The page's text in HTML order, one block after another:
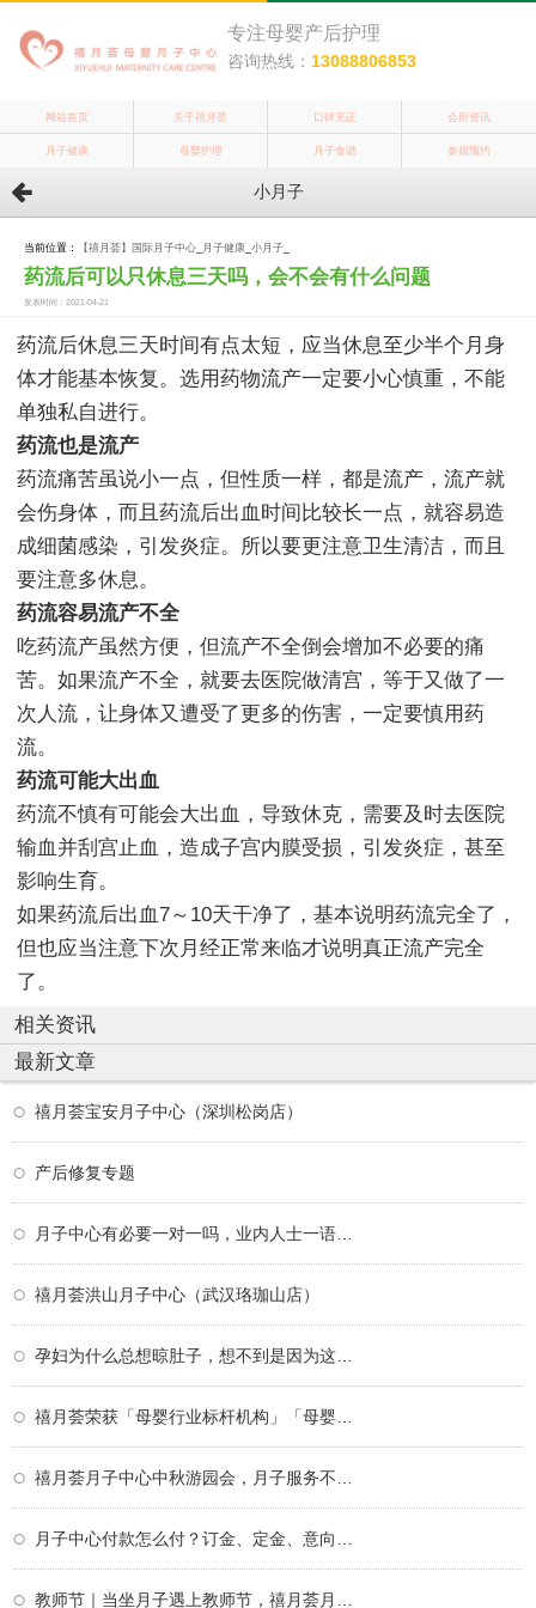
专注母婴产后护理
咨询热线： 13088806853
网站首页 关于禧月荟 口碑见证 会所资讯
月子健康 母婴护理 月子食谱 参观预约
小月子
当前位置： 【禧月荟】国际月子中心 月子健康 小月子
药流后可以只休息三天吗，会不会有什么问题
发表时间：2021-04-21
药流后休息三天时间有点太短，应当休息至少半个月身
体才能基本恢复。选用药物流产一定要小心慎重，不能
单独私自进行。
药流也是流产
药流痛苦虽说小一点，但性质一样，都是流产，流产就
会伤身体，而且药流后出血时间比较长一点，就容易造
成细菌感染，引发炎症。所以要更注意卫生清洁，而且
要注意多休息。
药流容易流产不全
吃药流产虽然方便，但流产不全倒会增加不必要的痛
苦。如果流产不全，就要去医院做清宫，等于又做了一
次人流，让身体又遭受了更多的伤害，一定要慎用药
流。
药流可能大出血
药流不慎有可能会大出血，导致休克，需要及时去医院
输血并刮宫止血，造成子宫内膜受损，引发炎症，甚至
影响生育。
如果药流后出血7～10天干净了，基本说明药流完全了，
但也应当注意下次月经正常来临才说明真正流产完全
了。
相关资讯
最新文章
禧月荟宝安月子中心（深圳松岗店）
产后修复专题
月子中心有必要一对一吗，业内人士一语道破
禧月荟洪山月子中心（武汉珞珈山店）
孕妇为什么总想晾肚子，想不到是因为这个！
禧月荟荣获「母婴行业标杆机构」「母婴行业
禧月荟月子中心中秋游园会，月子服务不仅仅
月子中心付款怎么付？订金、定金、意向金、
教师节｜当坐月子遇上教师节，禧月荟月子中